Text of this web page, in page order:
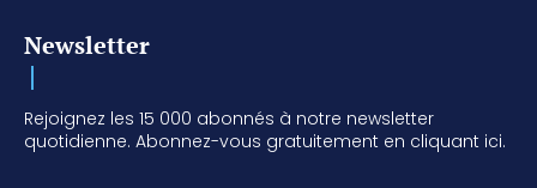
Newsletter
Rejoignez les 15 000 abonnés à notre newsletter
quotidienne. Abonnez-vous gratuitement en cliquant ici.